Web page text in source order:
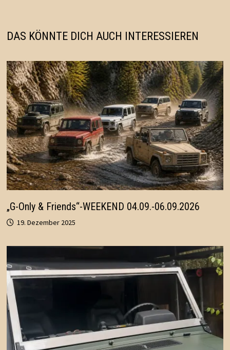
DAS KÖNNTE DICH AUCH INTERESSIEREN
„G-Only & Friends“-WEEKEND 04.09.-06.09.2026
19. Dezember 2025